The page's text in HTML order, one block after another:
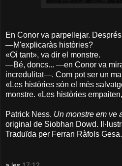
En Conor va parpellejar.
—M'explicaràs històries?
«Oi tant», va dir el monstre.
—Bé, doncs... —en Conor va
incredulitat—. Com pot ser un
«Les històries són el més
monstre. «Les històries
Patrick Ness. Un monstre em ve
original de Siobhan Dowd.
Traduïda per Ferran Ràfols